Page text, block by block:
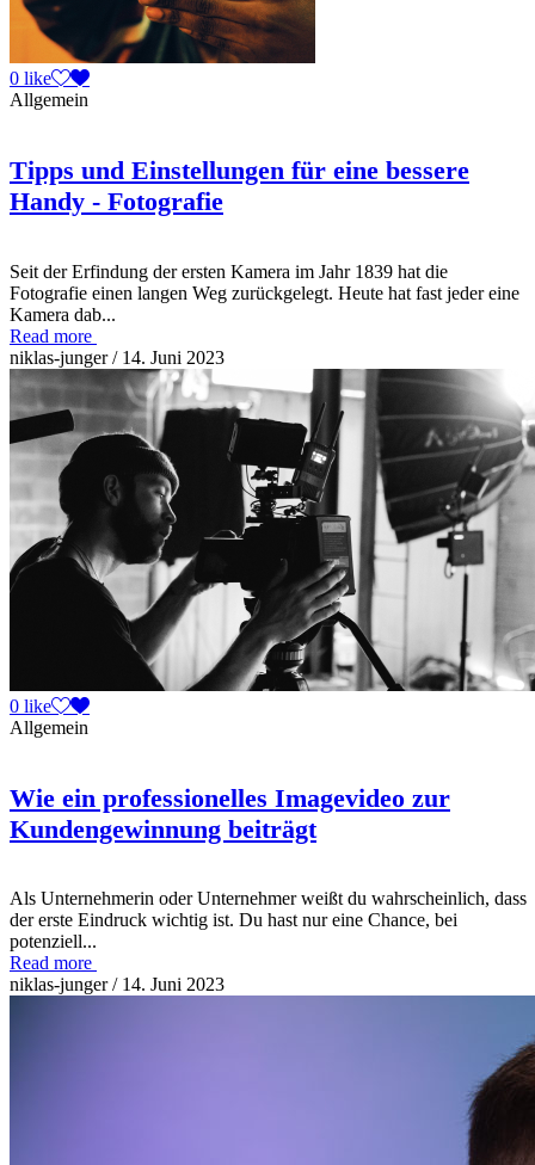
0 like
Allgemein
Tipps und Einstellungen für eine bessere
Handy - Fotografie
Seit der Erfindung der ersten Kamera im Jahr 1839 hat die
Fotografie einen langen Weg zurückgelegt. Heute hat fast jeder eine
Kamera dab...
Read more
niklas-junger / 14. Juni 2023
0 like
Allgemein
Wie ein professionelles Imagevideo zur
Kundengewinnung beiträgt
Als Unternehmerin oder Unternehmer weißt du wahrscheinlich, dass
der erste Eindruck wichtig ist. Du hast nur eine Chance, bei
potenziell...
Read more
niklas-junger / 14. Juni 2023